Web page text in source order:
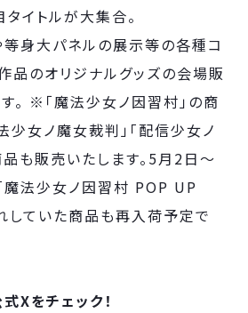
タイトルが大集合。
身大パネルの展示等の各種コ
品のオリジナルグッズの会場販
。 ※「魔法少女ノ因習村」の商
少女ノ魔女裁判」「配信少女ノ
も販売いたします。5月2日～
魔法少女ノ因習村 POP UP
していた商品も再入荷予定で
Xをチェック！